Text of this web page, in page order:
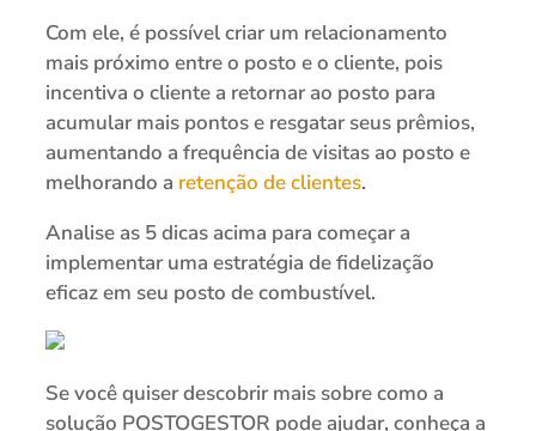
Com ele, é possível criar um relacionamento
mais próximo entre o posto e o cliente, pois
incentiva o cliente a retornar ao posto para
acumular mais pontos e resgatar seus prêmios,
aumentando a frequência de visitas ao posto e
melhorando a retenção de clientes.
Analise as 5 dicas acima para começar a
implementar uma estratégia de fidelização
eficaz em seu posto de combustível.
Se você quiser descobrir mais sobre como a
solução POSTOGESTOR pode ajudar, conheça a